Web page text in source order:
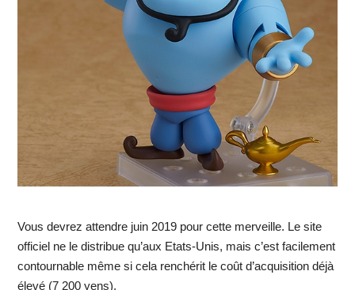
Vous devrez attendre juin 2019 pour cette merveille. Le site
officiel ne le distribue qu’aux Etats-Unis, mais c’est facilement
contournable même si cela renchérit le coût d’acquisition déjà
élevé (7 200 yens).